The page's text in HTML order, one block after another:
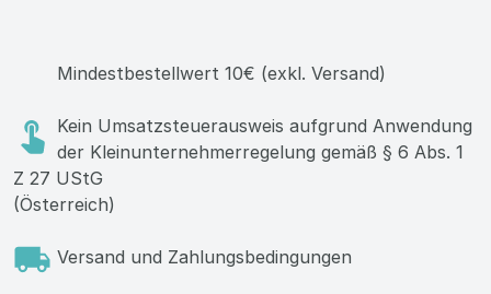
Mindestbestellwert 10€ (exkl. Versand)
Kein Umsatzsteuerausweis aufgrund Anwendung
der Kleinunternehmerregelung gemäß § 6 Abs. 1
Z 27 UStG
(Österreich)
Versand und Zahlungsbedingungen